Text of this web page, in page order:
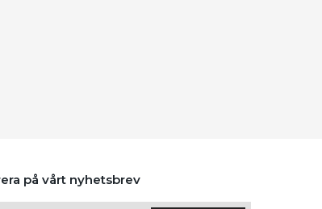
på vårt nyhetsbrev